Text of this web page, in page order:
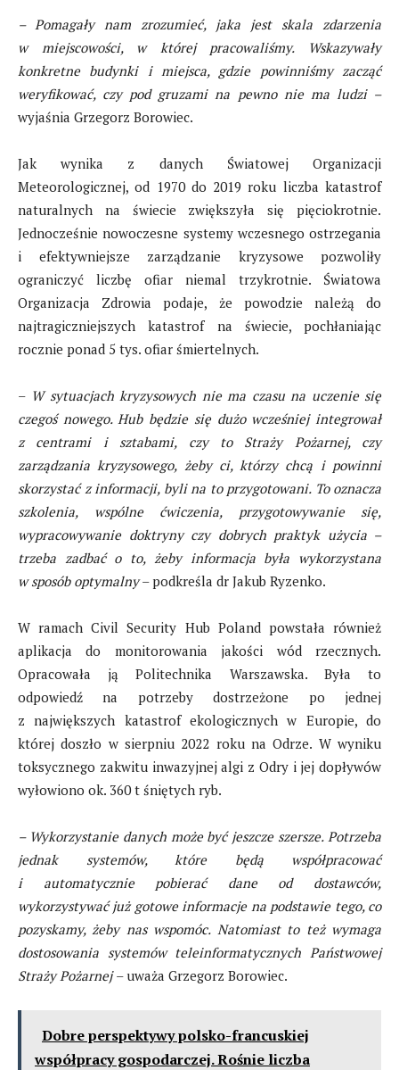
– Pomagały nam zrozumieć, jaka jest skala zdarzenia
w miejscowości, w której pracowaliśmy. Wskazywały
konkretne budynki i miejsca, gdzie powinniśmy zacząć
weryfikować, czy pod gruzami na pewno nie ma ludzi –
wyjaśnia Grzegorz Borowiec.
Jak wynika z danych Światowej Organizacji
Meteorologicznej, od 1970 do 2019 roku liczba katastrof
naturalnych na świecie zwiększyła się pięciokrotnie.
Jednocześnie nowoczesne systemy wczesnego ostrzegania
i efektywniejsze zarządzanie kryzysowe pozwoliły
ograniczyć liczbę ofiar niemal trzykrotnie. Światowa
Organizacja Zdrowia podaje, że powodzie należą do
najtragiczniejszych katastrof na świecie, pochłaniając
rocznie ponad 5 tys. ofiar śmiertelnych.
– W sytuacjach kryzysowych nie ma czasu na uczenie się
czegoś nowego. Hub będzie się dużo wcześniej integrował
z centrami i sztabami, czy to Straży Pożarnej, czy
zarządzania kryzysowego, żeby ci, którzy chcą i powinni
skorzystać z informacji, byli na to przygotowani. To oznacza
szkolenia, wspólne ćwiczenia, przygotowywanie się,
wypracowywanie doktryny czy dobrych praktyk użycia –
trzeba zadbać o to, żeby informacja była wykorzystana
w sposób optymalny– podkreśla dr Jakub Ryzenko.
W ramach Civil Security Hub Poland powstała również
aplikacja do monitorowania jakości wód rzecznych.
Opracowała ją Politechnika Warszawska. Była to
odpowiedź na potrzeby dostrzeżone po jednej
z największych katastrof ekologicznych w Europie, do
której doszło w sierpniu 2022 roku na Odrze. W wyniku
toksycznego zakwitu inwazyjnej algi z Odry i jej dopływów
wyłowiono ok. 360 t śniętych ryb.
– Wykorzystanie danych może być jeszcze szersze. Potrzeba
jednak systemów, które będą współpracować
i automatycznie pobierać dane od dostawców,
wykorzystywać już gotowe informacje na podstawie tego, co
pozyskamy, żeby nas wspomóc. Natomiast to też wymaga
dostosowania systemów teleinformatycznych Państwowej
Straży Pożarnej– uważa Grzegorz Borowiec.
Dobre perspektywy polsko-francuskiej
współpracy gospodarczej. Rośnie liczba